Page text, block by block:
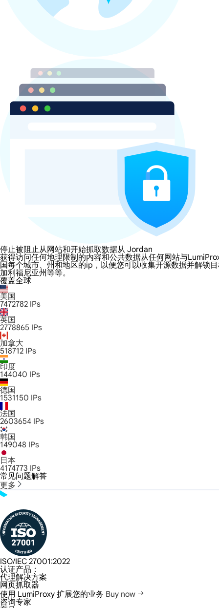
停止被阻止从网站和开始抓取数据从 Jordan
获得访问任何地理限制的内容和公共数据从任何网站与
国每个城市、州和地区的ip，以便您可以收集开源数据并解锁
加利福尼亚州等等。
覆盖全球
美国
7472782 IPs
英国
2778865 IPs
加拿大
518712 IPs
印度
144040 IPs
德国
1531150 IPs
法国
2603654 IPs
韩国
149048 IPs
日本
4174773 IPs
常见问题解答
更多
ISO/IEC 27001:2022
认证产品：
代理解决方案
网页抓取器
使用 LumiProxy 扩展您的业务 Buy now
咨询专家